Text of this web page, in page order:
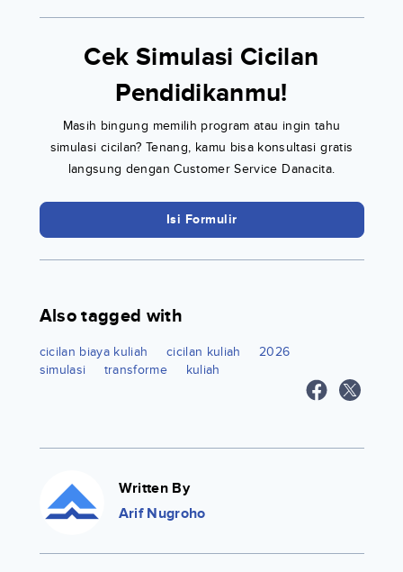
Cek Simulasi Cicilan
Pendidikanmu!
Masih bingung memilih program atau ingin tahu
simulasi cicilan? Tenang, kamu bisa konsultasi gratis
langsung dengan Customer Service Danacita.
Isi Formulir
Also tagged with
cicilan biaya kuliah cicilan kuliah
2026
simulasi
transforme kuliah
Written By
Arif Nugroho